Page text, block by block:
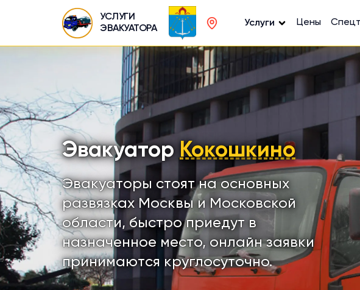
УСЛУГИ
ЭВАКУАТОРА
Услуги Цены
Эвакуатор Кокошкино
Эвакуаторы стоят на основных
развязках Москвы и Московской
области, быстро приедут в
назначенное место, онлайн заявки
принимаются круглосуточно.